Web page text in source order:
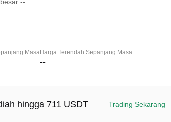
--.
MasaHarga Terendah Sepanjang Masa
--
hingga 711 USDT Trading Sekarang